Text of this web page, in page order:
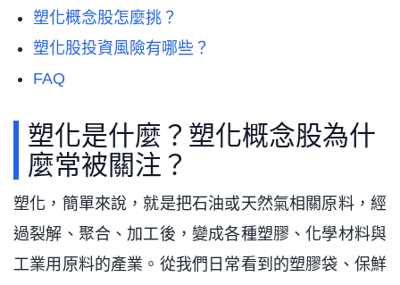
塑化概念股怎麼挑？
塑化股投資風險有哪些？
FAQ
塑化是什麼？塑化概念股為什
麼常被關注？
塑化，簡單來說，就是把石油或天然氣相關原料，經
過裂解、聚合、加工後，變成各種塑膠、化學材料與
工業用原料的產業。從我們日常看到的塑膠袋、保鮮